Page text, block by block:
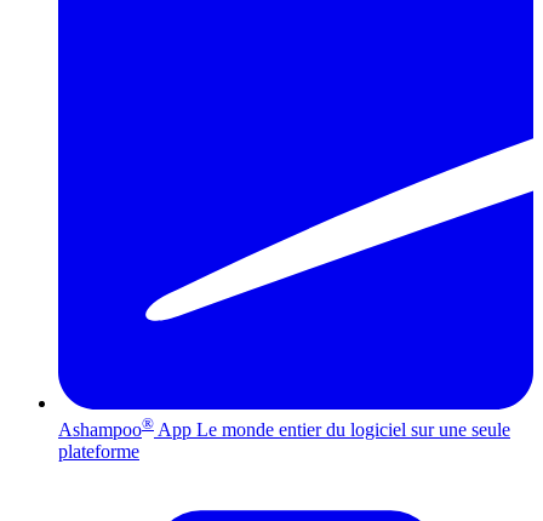
Ashampoo® App Le monde entier du logiciel sur une seule
plateforme